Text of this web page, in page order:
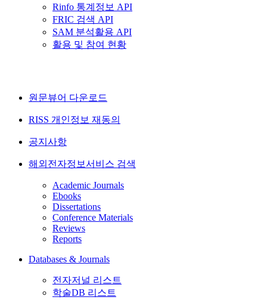
Rinfo 통계정보 API
FRIC 검색 API
SAM 분석활용 API
활용 및 참여 현황
원문뷰어 다운로드
RISS 개인정보 재동의
공지사항
해외전자정보서비스 검색
Academic Journals
Ebooks
Dissertations
Conference Materials
Reviews
Reports
Databases & Journals
전자저널 리스트
학술DB 리스트